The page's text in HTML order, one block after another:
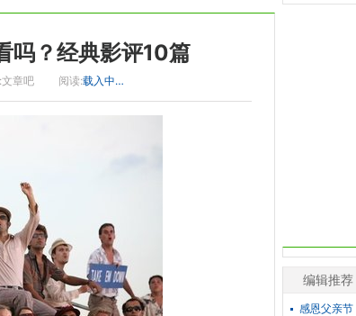
吗？经典影评10篇
章吧 阅读:载入中…
编辑推荐
感恩父亲节